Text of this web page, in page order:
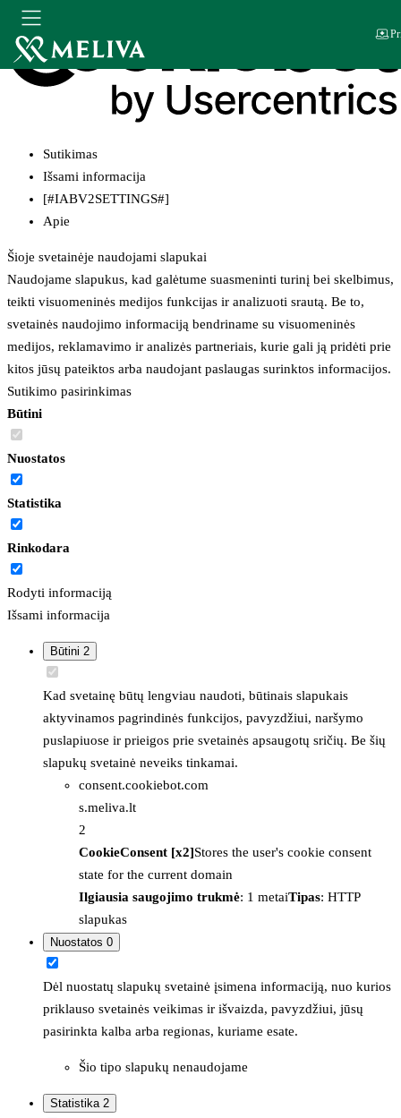
Sutikimas
Išsami informacija
[#IABV2SETTINGS#]
Apie
Šioje svetainėje naudojami slapukai
Naudojame slapukus, kad galėtume suasmeninti turinį bei skelbimus,
teikti visuomeninės medijos funkcijas ir analizuoti srautą. Be to,
svetainės naudojimo informaciją bendriname su visuomeninės
medijos, reklamavimo ir analizės partneriais, kurie gali ją pridėti prie
kitos jūsų pateiktos arba naudojant paslaugas surinktos informacijos.
Sutikimo pasirinkimas
Būtini
Nuostatos
Statistika
Rinkodara
Rodyti informaciją
Išsami informacija
Būtini 2
Kad svetainę būtų lengviau naudoti, būtinais slapukais
aktyvinamos pagrindinės funkcijos, pavyzdžiui, naršymo
puslapiuose ir prieigos prie svetainės apsaugotų sričių. Be šių
slapukų svetainė neveiks tinkamai.
consent.cookiebot.com
s.meliva.lt
2
CookieConsent [x2]Stores the user's cookie consent
state for the current domain
Ilgiausia saugojimo trukmė: 1 metaiTipas: HTTP
slapukas
Nuostatos 0
Dėl nuostatų slapukų svetainė įsimena informaciją, nuo kurios
priklauso svetainės veikimas ir išvaizda, pavyzdžiui, jūsų
pasirinkta kalba arba regionas, kuriame esate.
Šio tipo slapukų nenaudojame
Statistika 2